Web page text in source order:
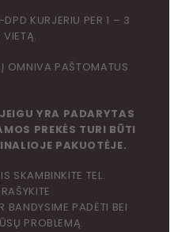
KURJERIU PER 1 – 3
VIETĄ.
Į OMNIVA PAŠTOMATUS
YRA PADARYTAS
PREKĖS TURI BŪTI
PAKUOTĖJE.
SKAMBINKITE TEL.
BANDYSIME PADĖTI BEI
PROBLEMĄ.